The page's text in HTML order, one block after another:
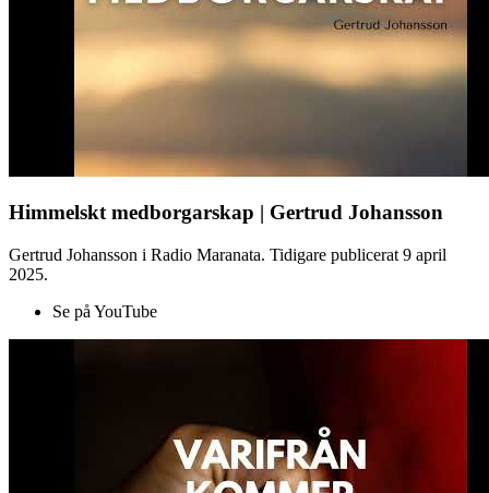
Himmelskt medborgarskap | Gertrud Johansson
Gertrud Johansson i Radio Maranata. Tidigare publicerat 9 april
2025.
Se på YouTube